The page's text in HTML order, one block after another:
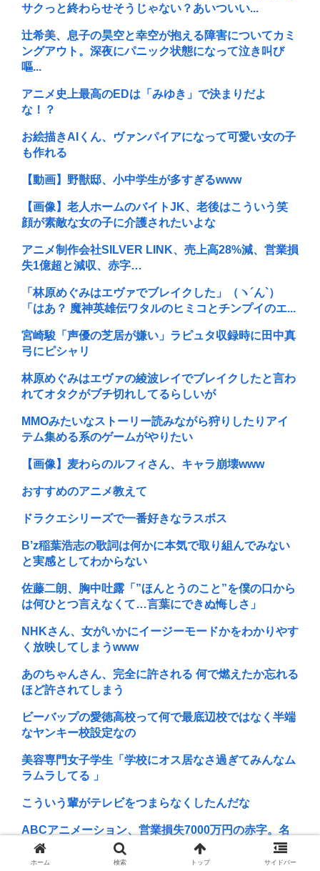
サクっと終わらせそうじゃない？あいついい...
辻希美、息子の昊空と幸空が抱える障害についてカミ
ングアウト。深夜にパニック状態になって泣き叫び
嘔...
アニメ史上最高のEDは「みゆき」で決まりだよ
な！？
お絵描きAIくん、ヴァンパイアになって可愛い女の子
も作れる
【動画】野獣邸、小中学生が多すぎるwww
【画像】老人ホームのバイトJK、老後はこういう笑
顔が素敵な女の子に介護されたいよな
アニメ制作会社SILVER LINK、売上高28%減、営業損
失1億超と減収、赤字…
「林原めぐみはエヴァでブレイクした」（ヽ´ん`）
「はあ？ 魔神英雄伝ワタルのヒミコとチンプイのエ...
宮崎駿「声優の芝居が嫌い」ラピュタ収録時に田中真
弓にピシャリ
林原めぐみはエヴァの綾波レイでブレイクしたと言わ
れてオタクがブチ切れしてるらしいが
MMOみたいなストーリー読みながら狩りしたりアイ
テム集める系のゲームがやりたい
【画像】麦わらのルフィさん、キャラ崩壊www
おすすめのアニメ教えて
ドラクエシリーズで一番好きなラスボス
B’z稲葉浩志の歌詞は何かに本気で取り組んでみない
と実感としてわからない
佐藤二朗、胸中吐露「”ほんとうのこと”を僕の口から
は何ひとつ言えなくて…言葉にできぬ悔しさ」
NHKさん、女がいかにイージーモードかをわかりやす
く放映してしまうwww
あのちゃんさん、完全に許される 何で燃えたか忘れる
ほど許されてしまう
ビーバップの愛徳高校って何で最底辺校ではなく半端
なヤンキー校設定なの
美容専門女子学生「学校にオス居なさ過ぎてみんなム
ラムラしてる 」
こういう輩がテレビをつまらなくしたんだな
ABCアニメーション、営業損失7000万円の赤字。名
探偵プリキュアなどの物販を展開
ホーム 検索 トップ サイドバー